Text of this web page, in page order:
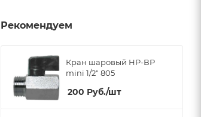
Рекомендуем
Кран шаровый НР-ВР
mini 1/2" 805
200 Руб./шт